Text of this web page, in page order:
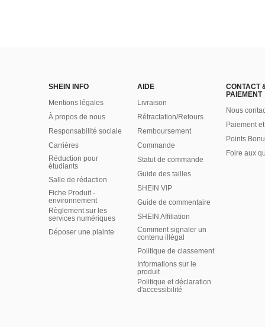
SHEIN INFO
Mentions légales
À propos de nous
Responsabilité sociale
Carrières
Réduction pour
étudiants
Salle de rédaction
Fiche Produit -
environnement
Règlement sur les
services numériques
Déposer une plainte
AIDE
Livraison
Rétractation/Retours
Remboursement
Commande
Statut de commande
Guide des tailles
SHEIN VIP
Guide de commentaire
SHEIN Affiliation
Comment signaler un
contenu illégal
Politique de classement
Informations sur le
produit
Politique et déclaration
d'accessibilité
CONTACT
PAIEMENT
Nous
Paiement
Points
Foire aux